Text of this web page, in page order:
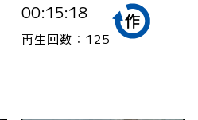
00:15:18
再生回数：125